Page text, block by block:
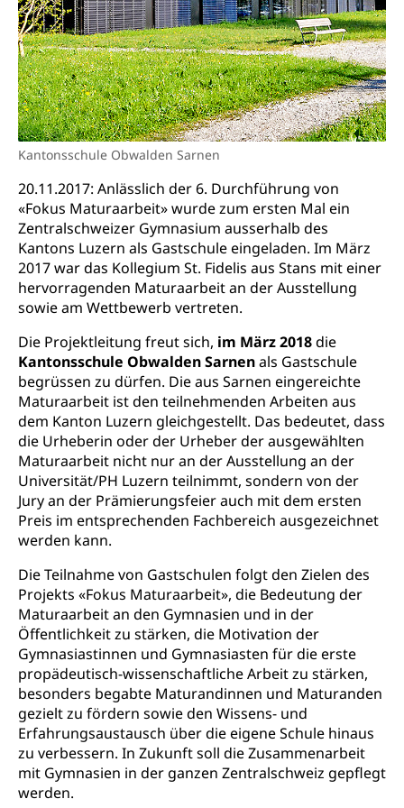
Kantonsschule Obwalden Sarnen
20.11.2017: Anlässlich der 6. Durchführung von
«Fokus Maturaarbeit» wurde zum ersten Mal ein
Zentralschweizer Gymnasium ausserhalb des
Kantons Luzern als Gastschule eingeladen. Im März
2017 war das Kollegium St. Fidelis aus Stans mit einer
hervorragenden Maturaarbeit an der Ausstellung
sowie am Wettbewerb vertreten.
Die Projektleitung freut sich, im März 2018die
Kantonsschule Obwalden Sarnenals Gastschule
begrüssen zu dürfen. Die aus Sarnen eingereichte
Maturaarbeit ist den teilnehmenden Arbeiten aus
dem Kanton Luzern gleichgestellt. Das bedeutet, dass
die Urheberin oder der Urheber der ausgewählten
Maturaarbeit nicht nur an der Ausstellung an der
Universität/PH Luzern teilnimmt, sondern von der
Jury an der Prämierungsfeier auch mit dem ersten
Preis im entsprechenden Fachbereich ausgezeichnet
werden kann.
Die Teilnahme von Gastschulen folgt den Zielen des
Projekts «Fokus Maturaarbeit», die Bedeutung der
Maturaarbeit an den Gymnasien und in der
Öffentlichkeit zu stärken, die Motivation der
Gymnasiastinnen und Gymnasiasten für die erste
propädeutisch-wissenschaftliche Arbeit zu stärken,
besonders begabte Maturandinnen und Maturanden
gezielt zu fördern sowie den Wissens- und
Erfahrungsaustausch über die eigene Schule hinaus
zu verbessern. In Zukunft soll die Zusammenarbeit
mit Gymnasien in der ganzen Zentralschweiz gepflegt
werden.
Berufsmaturität
Zentrum für Brückenangebote
Gymnasien & Fachmittelschulen (beruf.lu.ch)
Studienwahl- und Studienbearatung
Fachklasse Grafik
Gesundheitsmittelschule
Informatikmittelschule
Wirtschaftsmittelschule
FMS und Vollzeitschulen mit BM
Kantonale Sportcamps
Primarschule
Sekundarschule
Schulpflicht
Kindergarten & Basisstufe
Förderangebote
Sonderschulung
Musikschulen
Schulferien
Früherziehung
Schuldienste
Betreuungsangebote
Schulliste
Heilpädagogische Schulen
Freiwilliger Schulsport
Stipendien und Darlehen
Studienbeihilfe, Stipendien, Ausbildungsdarlehen
Stipendien Universität Luzern unilu
Finanzielle Unterstützung für Ausbildung
Pflege HF oder Studium Pflege FH
Studienbeiträge Höhere Berufsbildung
Finanzielle Unterstützung Pädagogische
Hochschule PHLU
Stipendien Hochschule Luzern hslu
Universität
Technische Hochschule, Studium,
Hochschulstudium, Universitätsstudium,
universitäre Ausbildung, akademische Ausbildung,
Hochschule, Bachelor, Master, Doktorat,
Weiterbildung, Forschung, Entwicklung,
Dienstleistungen, Hochschule Luzern,
Fachhochschule Zentralschweiz, HSLU,
Pädagogische Hochschule Luzern, PH Luzern, UniLU,
swissuniversities (Dachorganisation der Schweizer
Hochschulen)
swissuniversities
Universität Luzern
Fachstelle Hochschulbildung
Vorschule
Kindergarten, Kinderkrippe, Krippe, Kinderhort,
Kindertagesstätte, Spielgruppe, Tagesmutter,
Freiwilliges Kindergarten Jahr
Kinderbetreuung
Freiwilliges Kindergarten Jahr
Frühe Sprachförderung
Kindergarten & Basisstufe
Gesundheit und Soziales
Konsumentenschutz
Konsumentenrechte, Produktsicherheit,
Preisüberwachung, Preisüberwacher,
Konsumentenorganisation, parallele Einfuhr,
regionale Erschöpfung, nationale Erschöpfung,
internationale Erschöpfung, Preisabsprache, Kartell,
Cassis-deDijon-Prinzip
Lebensmittelkontrolle und
Verbraucherschutz
Krankenversicherung
Unfallversicherung, Berufsunfallversicherung,
Krankheit, Unfall, Prämienverbilligung,
Krankenkasse
Krankenversicherung (WAS Luzern)
Lebensmittelsicherheit